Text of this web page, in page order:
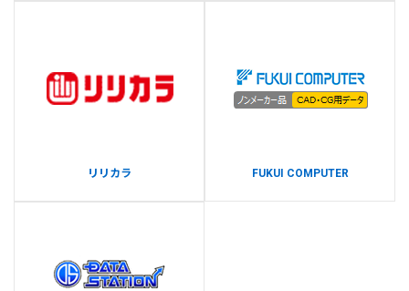
リリカラ FUKUI COMPUTER